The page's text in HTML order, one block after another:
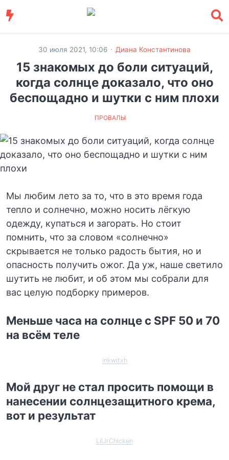
30 июля 2021, 10:06 · Диана Константинова
15 знакомых до боли ситуаций,
когда солнце доказало, что оно
беспощадно и шутки с ним плохи
ПРОВАЛЫ
Мы любим лето за то, что в это время года
тепло и солнечно, можно носить лёгкую
одежду, купаться и загорать. Но стоит
помнить, что за словом «солнечно»
скрывается не только радость бытия, но и
опасность получить ожог. Да уж, наше светило
шутить не любит, и об этом мы собрали для
вас целую подборку примеров.
Меньше часа на солнце с SPF 50 и 70
на всём теле
inkwitxh
Мой друг не стал просить помощи в
нанесении солнцезащитного крема,
вот и результат
LilJrChicken